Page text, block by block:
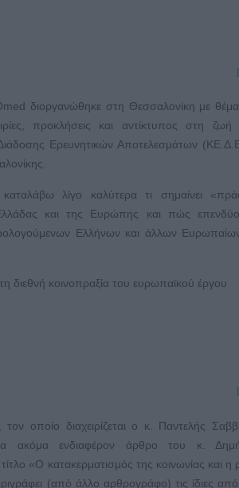
διοργανώθηκε στη Θεσσαλονίκη με θέμα
προκλήσεις και αντίκτυπος στη ζωή
Ερευνητικών Αποτελεσμάτων
λίγο καλύτερα τι σημαίνει
και της Ευρώπης και πώς
Ελλήνων και άλλων
διεθνή κοινοπραξία του ευρωπαϊκού έργου
οποίο διαχειρίζεται ο κ. Παντελής
ακόμα ενδιαφέρον άρθρο του κ.
«Ο κατακερματισμός της κοινωνίας και η
(από άλλο αρθρογράφο) τις ίδιες